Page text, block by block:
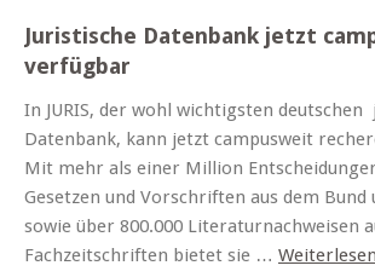
Juristische Datenbank jetzt
verfügbar
In JURIS, der wohl wichtigsten
Datenbank, kann jetzt campusweit
Mit mehr als einer Million
Gesetzen und Vorschriften aus dem Bund
sowie über 800.000 Literaturnachweisen
Fachzeitschriften bietet sie … Weiterlesen